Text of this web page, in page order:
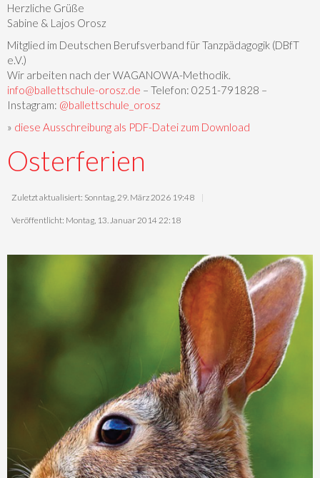
Herzliche Grüße
Sabine & Lajos Orosz
Mitglied im Deutschen Berufsverband für Tanzpädagogik (DBfT
e.V.)
Wir arbeiten nach der WAGANOWA-Methodik.
info@ballettschule-orosz.de – Telefon: 0251-791828 –
Instagram: @ballettschule_orosz
» diese Ausschreibung als PDF-Datei zum Download
Osterferien
Zuletzt aktualisiert: Sonntag, 29. März 2026 19:48
Veröffentlicht: Montag, 13. Januar 2014 22:18